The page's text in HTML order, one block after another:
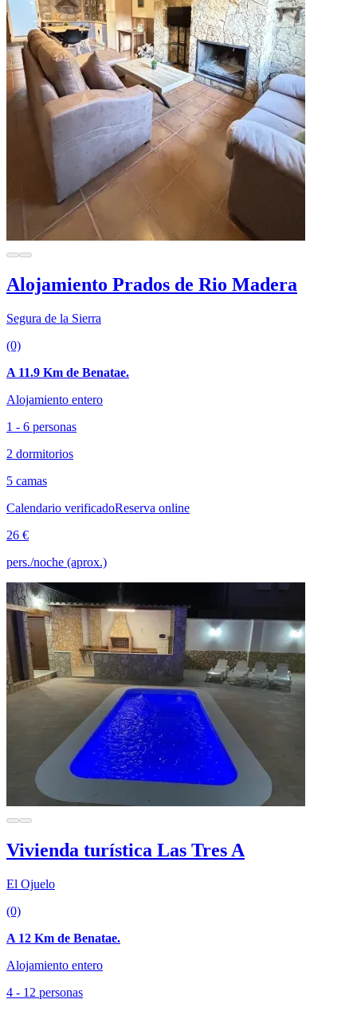
Alojamiento Prados de Rio Madera
Segura de la Sierra
(0)
A 11.9 Km de Benatae.
Alojamiento entero
1 - 6 personas
2 dormitorios
5 camas
Calendario verificadoReserva online
26 €
pers./noche (aprox.)
Vivienda turística Las Tres A
El Ojuelo
(0)
A 12 Km de Benatae.
Alojamiento entero
4 - 12 personas